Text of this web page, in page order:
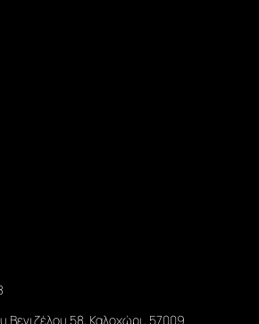
Βενιζέλου 58, Καλοχώρι, 57009